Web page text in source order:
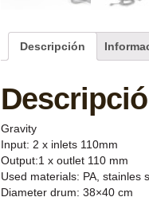
Descripción
Gravity
Input: 2 x inlets 110mm
Output:1 x outlet 110 mm
Used materials: PA, stainles
Diameter drum: 38×40 cm